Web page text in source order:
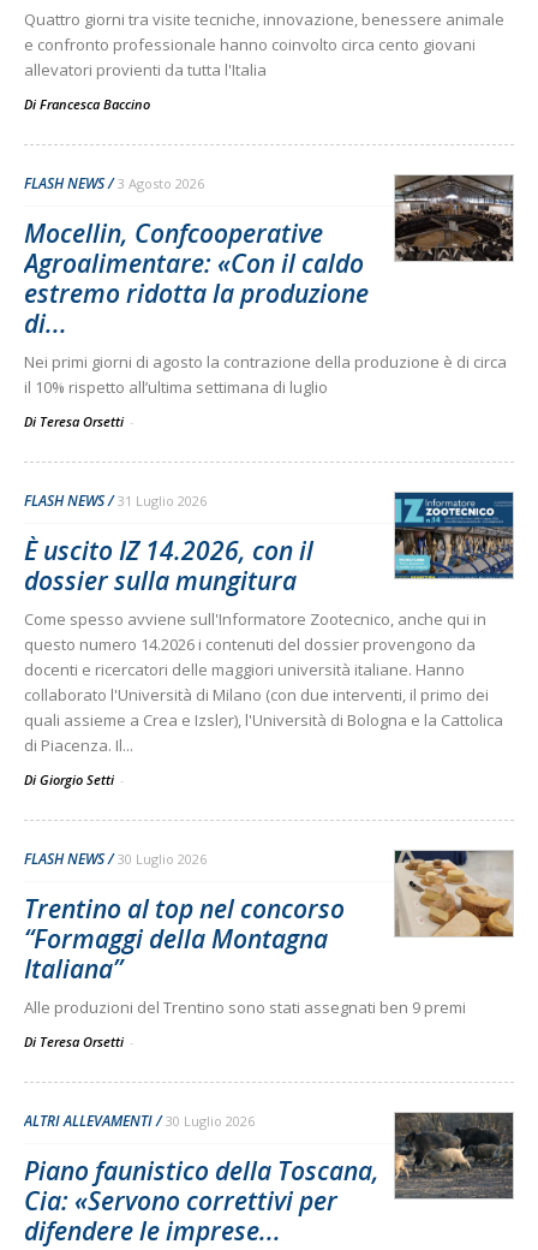
Quattro giorni tra visite tecniche, innovazione, benessere animale
e confronto professionale hanno coinvolto circa cento giovani
allevatori provienti da tutta l'Italia
Di Francesca Baccino
FLASH NEWS 3 Agosto 2026
Mocellin, Confcooperative
Agroalimentare: «Con il caldo
estremo ridotta la produzione
di...
Nei primi giorni di agosto la contrazione della produzione è di circa
il 10% rispetto all’ultima settimana di luglio
Di Teresa Orsetti -
FLASH NEWS 31 Luglio 2026
È uscito IZ 14.2026, con il
dossier sulla mungitura
Come spesso avviene sull'Informatore Zootecnico, anche qui in
questo numero 14.2026 i contenuti del dossier provengono da
docenti e ricercatori delle maggiori università italiane. Hanno
collaborato l'Università di Milano (con due interventi, il primo dei
quali assieme a Crea e Izsler), l'Università di Bologna e la Cattolica
di Piacenza. Il...
Di Giorgio Setti -
FLASH NEWS 30 Luglio 2026
Trentino al top nel concorso
“Formaggi della Montagna
Italiana”
Alle produzioni del Trentino sono stati assegnati ben 9 premi
Di Teresa Orsetti -
ALTRI ALLEVAMENTI 30 Luglio 2026
Piano faunistico della Toscana,
Cia: «Servono correttivi per
difendere le imprese...